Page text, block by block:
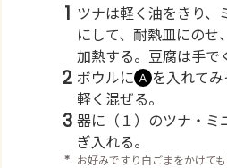
1 ツナは軽く油をきり、
にして、耐熱皿にの
加熱する。豆腐は手で
2 ボウルに Ａ を入れて
軽く混ぜる。
3 器に（１）のツナ・ミ
ぎ入れる。
＊ お好みですり白ごまをかけて